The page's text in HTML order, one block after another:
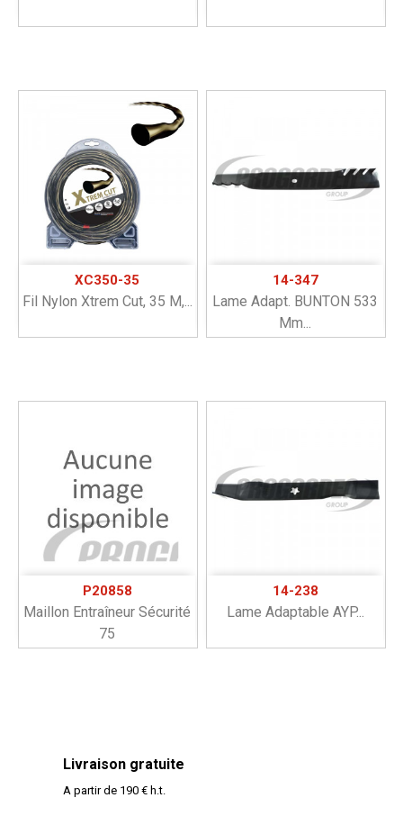
XC350-35
Fil Nylon Xtrem Cut, 35 M,...
14-347
Lame Adapt. BUNTON 533
Mm...
P20858
Maillon Entraîneur Sécurité
75
14-238
Lame Adaptable AYP...
Livraison gratuite
A partir de 190 € h.t.